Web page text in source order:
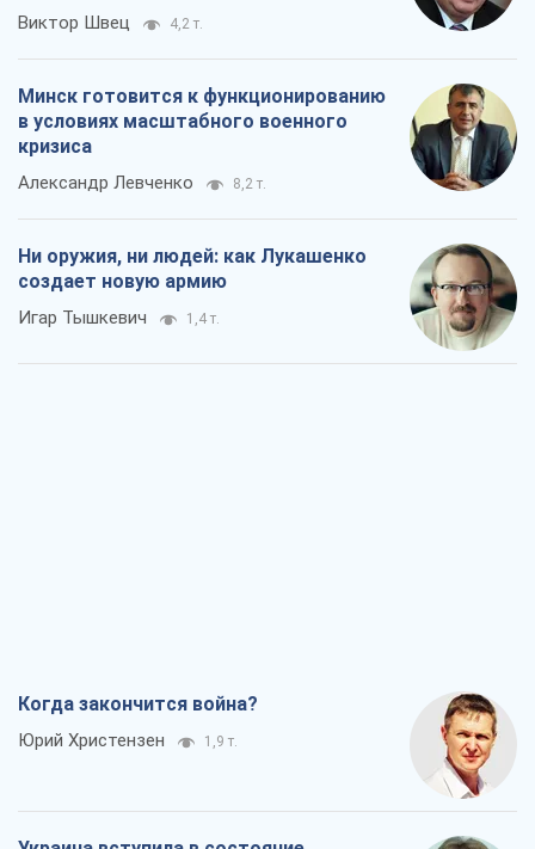
Виктор Швец 4,2 т.
Минск готовится к функционированию
в условиях масштабного военного
кризиса
Александр Левченко 8,2 т.
Ни оружия, ни людей: как Лукашенко
создает новую армию
Игар Тышкевич 1,4 т.
Когда закончится война?
Юрий Христензен 1,9 т.